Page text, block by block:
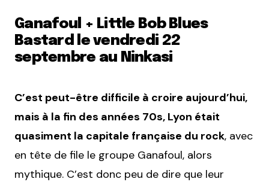
Ganafoul + Little Bob Blues
Bastard le vendredi 22
septembre au Ninkasi
C’est peut-être difficile à croire aujourd’hui,
mais à la fin des années 70s, Lyon était
quasiment la capitale française du rock, avec
en tête de file le groupe Ganafoul, alors
mythique. C’est donc peu de dire que leur